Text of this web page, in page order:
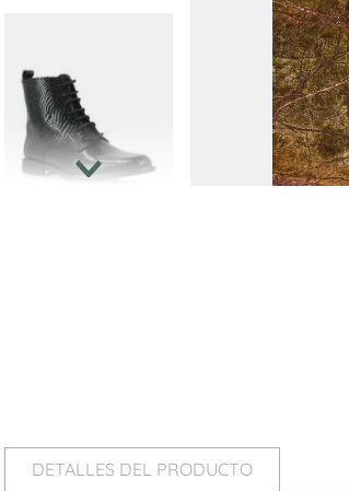
DETALLES DEL PRODUCTO